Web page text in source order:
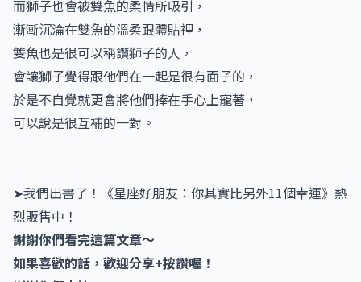
而獅子也會被雙魚的柔情所吸引，
漸漸沉淪在雙魚的溫柔跟體貼裡，
雙魚也是很可以稱讚獅子的人，
會讓獅子覺得跟他們在一起是很有面子的，
於是不自覺就更會將他們捧在手心上寵著，
可以說是很互補的一對。
➤我們出書了！《星座好朋友：你其實比另外11個幸運》熱
烈販售中！
謝謝你們看完這篇文章～
如果喜歡的話，歡迎分享+按讚喔！